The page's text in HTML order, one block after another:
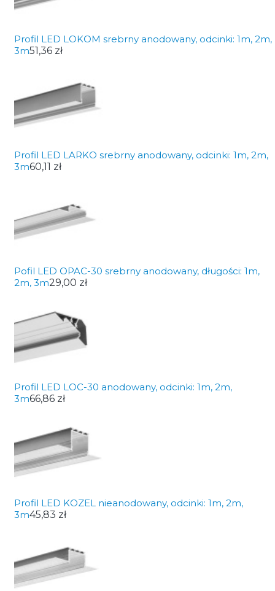
Profil LED LOKOM srebrny anodowany, odcinki: 1m, 2m,
3m51,36 zł
Profil LED LARKO srebrny anodowany, odcinki: 1m, 2m,
3m60,11 zł
Pofil LED OPAC-30 srebrny anodowany, długości: 1m,
2m, 3m29,00 zł
Profil LED LOC-30 anodowany, odcinki: 1m, 2m,
3m66,86 zł
Profil LED KOZEL nieanodowany, odcinki: 1m, 2m,
3m45,83 zł